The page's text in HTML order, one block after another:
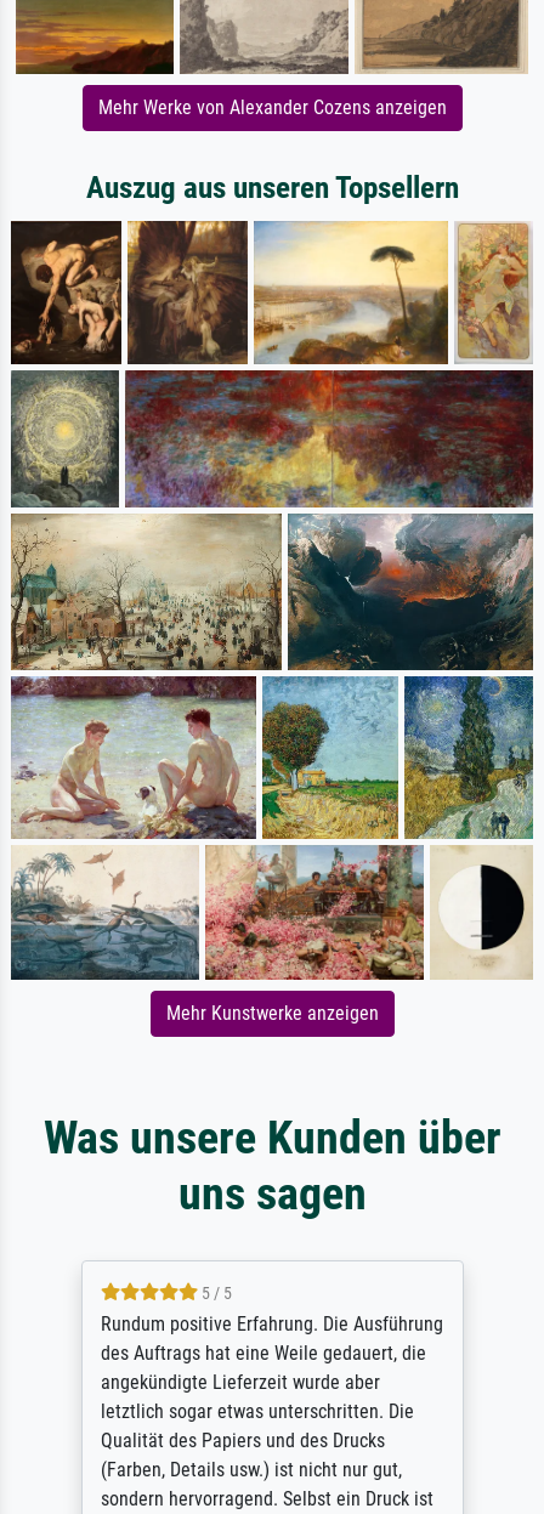
Mehr Werke von Alexander Cozens anzeigen
Auszug aus unseren Topsellern
Mehr Kunstwerke anzeigen
Was unsere Kunden über
uns sagen
5 / 5
Rundum positive Erfahrung. Die Ausführung
des Auftrags hat eine Weile gedauert, die
angekündigte Lieferzeit wurde aber
letztlich sogar etwas unterschritten. Die
Qualität des Papiers und des Drucks
(Farben, Details usw.) ist nicht nur gut,
sondern hervorragend. Selbst ein Druck ist